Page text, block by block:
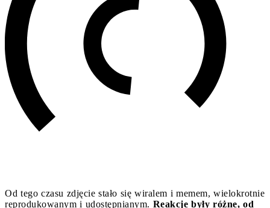
Od tego czasu zdjęcie stało się wiralem i memem, wielokrotnie
reprodukowanym i udostępnianym. Reakcje były różne, od